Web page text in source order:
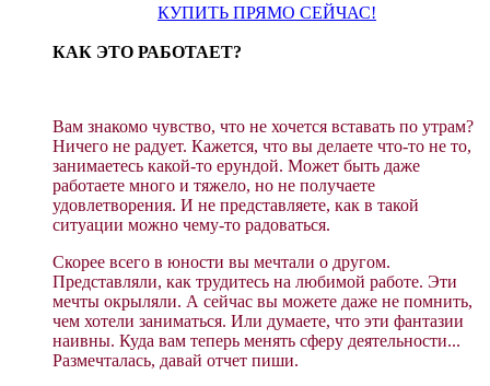
КУПИТЬ ПРЯМО СЕЙЧАС!
КАК ЭТО РАБОТАЕТ?
Вам знакомо чувство, что не хочется вставать по утрам?
Ничего не радует. Кажется, что вы делаете что-то не то,
занимаетесь какой-то ерундой. Может быть даже
работаете много и тяжело, но не получаете
удовлетворения. И не представляете, как в такой
ситуации можно чему-то радоваться.
Скорее всего в юности вы мечтали о другом.​
Представляли, как трудитесь на любимой работе. Эти
мечты окрыляли. А сейчас вы можете даже не помнить,
чем хотели заниматься. Или думаете, что эти фантазии
наивны. Куда вам теперь менять сферу деятельности...
Размечталась, давай отчет пиши.